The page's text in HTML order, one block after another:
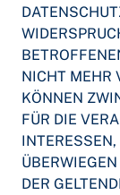
NICHT MEHR
KÖNNEN
FÜR DIE
DER